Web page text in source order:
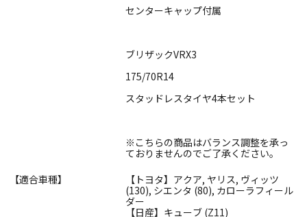
センターキャップ付属
ブリザックVRX3
175/70R14
スタッドレスタイヤ4本セット
※こちらの商品はバランス調整を承っ
ておりませんのでご了承ください。
【適合車種】
【トヨタ】アクア, ヤリス, ヴィッツ
(130), シエンタ (80), カローラフィール
ダー
【日産】キューブ (Z11)